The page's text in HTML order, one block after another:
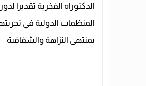
الدكتوراه الفخرية تقديرا
المنظمات الدولية في
بمنتهى النزاهة والشفافية